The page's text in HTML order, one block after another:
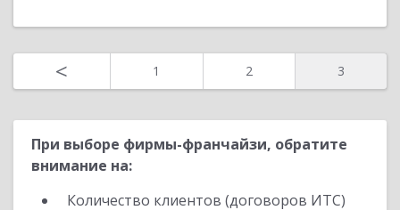
< 1 2 3
При выборе фирмы-франчайзи, обратите
внимание на:
Количество клиентов (договоров ИТС)